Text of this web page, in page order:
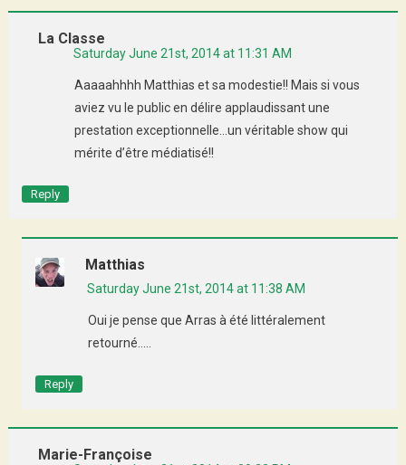
La Classe
Saturday June 21st, 2014 at 11:31 AM
Aaaaahhhh Matthias et sa modestie!! Mais si vous
aviez vu le public en délire applaudissant une
prestation exceptionnelle…un véritable show qui
mérite d’être médiatisé!!
Reply
Matthias
Saturday June 21st, 2014 at 11:38 AM
Oui je pense que Arras à été littéralement
retourné…..
Reply
Marie-Françoise